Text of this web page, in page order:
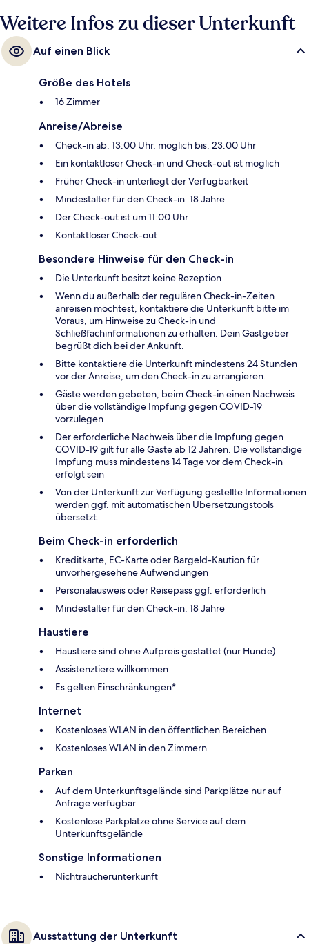
Weitere Infos zu dieser Unterkunft
Auf einen Blick
Größe des Hotels
16 Zimmer
Anreise/Abreise
Check-in ab: 13:00 Uhr, möglich bis: 23:00 Uhr
Ein kontaktloser Check-in und Check-out ist möglich
Früher Check-in unterliegt der Verfügbarkeit
Mindestalter für den Check-in: 18 Jahre
Der Check-out ist um 11:00 Uhr
Kontaktloser Check-out
Besondere Hinweise für den Check-in
Die Unterkunft besitzt keine Rezeption
Wenn du außerhalb der regulären Check-in-Zeiten
anreisen möchtest, kontaktiere die Unterkunft bitte im
Voraus, um Hinweise zu Check-in und
Schließfachinformationen zu erhalten. Dein Gastgeber
begrüßt dich bei der Ankunft.
Bitte kontaktiere die Unterkunft mindestens 24 Stunden
vor der Anreise, um den Check-in zu arrangieren.
Gäste werden gebeten, beim Check-in einen Nachweis
über die vollständige Impfung gegen COVID-19
vorzulegen
Der erforderliche Nachweis über die Impfung gegen
COVID-19 gilt für alle Gäste ab 12 Jahren. Die vollständige
Impfung muss mindestens 14 Tage vor dem Check-in
erfolgt sein
Von der Unterkunft zur Verfügung gestellte Informationen
werden ggf. mit automatischen Übersetzungstools
übersetzt.
Beim Check-in erforderlich
Kreditkarte, EC-Karte oder Bargeld-Kaution für
unvorhergesehene Aufwendungen
Personalausweis oder Reisepass ggf. erforderlich
Mindestalter für den Check-in: 18 Jahre
Haustiere
Haustiere sind ohne Aufpreis gestattet (nur Hunde)
Assistenztiere willkommen
Es gelten Einschränkungen*
Internet
Kostenloses WLAN in den öffentlichen Bereichen
Kostenloses WLAN in den Zimmern
Parken
Auf dem Unterkunftsgelände sind Parkplätze nur auf
Anfrage verfügbar
Kostenlose Parkplätze ohne Service auf dem
Unterkunftsgelände
Sonstige Informationen
Nichtraucherunterkunft
Ausstattung der Unterkunft